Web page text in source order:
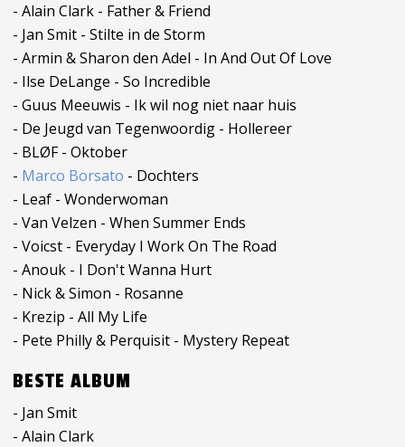
- Alain Clark - Father & Friend
- Jan Smit - Stilte in de Storm
- Armin & Sharon den Adel - In And Out Of Love
- Ilse DeLange - So Incredible
- Guus Meeuwis - Ik wil nog niet naar huis
- De Jeugd van Tegenwoordig - Hollereer
- BLØF - Oktober
- Marco Borsato - Dochters
- Leaf - Wonderwoman
- Van Velzen - When Summer Ends
- Voicst - Everyday I Work On The Road
- Anouk - I Don't Wanna Hurt
- Nick & Simon - Rosanne
- Krezip - All My Life
- Pete Philly & Perquisit - Mystery Repeat
BESTE ALBUM
- Jan Smit
- Alain Clark